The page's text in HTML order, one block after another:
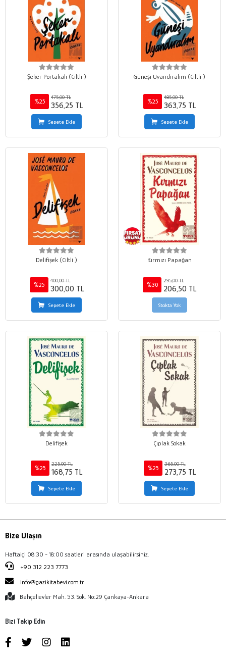
Şeker Portakalı (Ciltli )
%25
475,00 TL
356,25 TL
Sepete Ekle
Güneşi Uyandıralım (Ciltli )
%25
485,00 TL
363,75 TL
Sepete Ekle
Delifişek (Ciltli )
%25
400,00 TL
300,00 TL
Sepete Ekle
Kırmızı Papağan
%30
295,00 TL
206,50 TL
Stokta Yok
Delifişek
%25
225,00 TL
168,75 TL
Sepete Ekle
Çıplak Sokak
%25
365,00 TL
273,75 TL
Sepete Ekle
Bize Ulaşın
Haftaiçi 08:30 - 18:00 saatleri arasında ulaşabilirsiniz.
+90 312 223 7773
info@gazikitabevi.com.tr
Bahçelievler Mah. 53. Sok. No:29 Çankaya-Ankara
Bizi Takip Edin